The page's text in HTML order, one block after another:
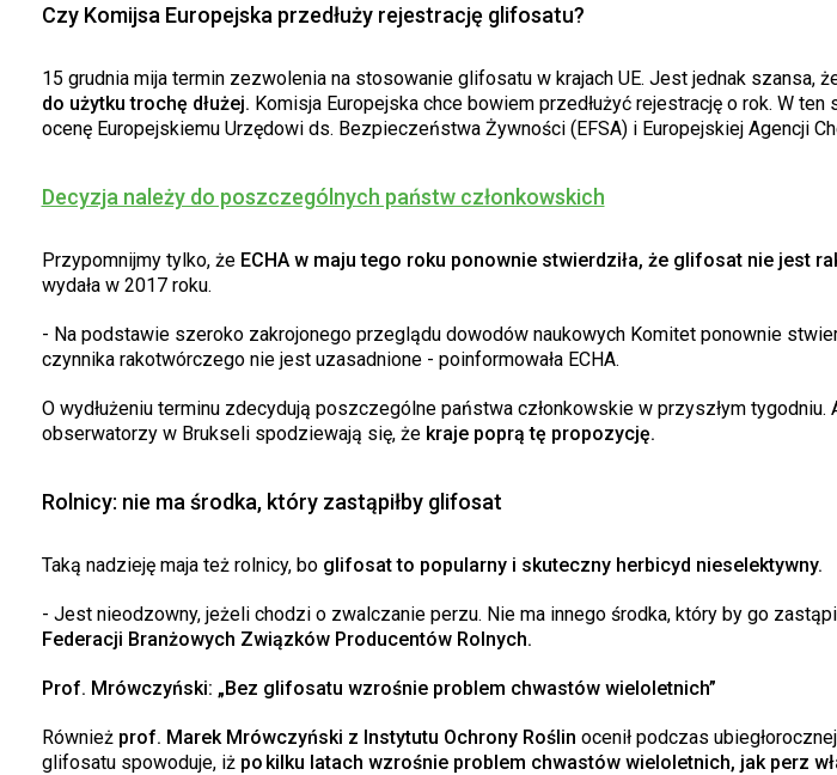
Czy Komijsa Europejska przedłuży rejestrację glifosatu?
15 grudnia mija termin zezwolenia na stosowanie glifosatu w krajach UE. Jest jednak szansa,
do użytku trochę dłużej. Komisja Europejska chce bowiem przedłużyć rejestrację o rok. W
ocenę Europejskiemu Urzędowi ds. Bezpieczeństwa Żywności (EFSA) i Europejskiej Agencji
Decyzja należy do poszczególnych państw członkowskich
Przypomnijmy tylko, że ECHA w maju tego roku ponownie stwierdziła, że glifosat nie jest
wydała w 2017 roku.
- Na podstawie szeroko zakrojonego przeglądu dowodów naukowych Komitet ponownie
czynnika rakotwórczego nie jest uzasadnione - poinformowała ECHA.
O wydłużeniu terminu zdecydują poszczególne państwa członkowskie w przyszłym tygodniu.
obserwatorzy w Brukseli spodziewają się, że kraje poprą tę propozycję.
Rolnicy: nie ma środka, który zastąpiłby glifosat
Taką nadzieję maja też rolnicy, bo glifosat to popularny i skuteczny herbicyd nieselektywny.
- Jest nieodzowny, jeżeli chodzi o zwalczanie perzu. Nie ma innego środka, który by go
Federacji Branżowych Związków Producentów Rolnych.
Prof. Mrówczyński: „Bez glifosatu wzrośnie problem chwastów wieloletnich”
Również prof. Marek Mrówczyński z Instytutu Ochrony Roślin ocenił podczas
glifosatu spowoduje, iż po kilku latach wzrośnie problem chwastów wieloletnich, jak perz